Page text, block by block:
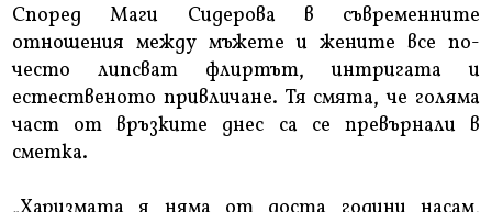
Според Маги Сидерова в съвременните
отношения между мъжете и жените все по-
често липсват флиртът, интригата и
естественото привличане. Тя смята, че голяма
част от връзките днес са се превърнали в
сметка.